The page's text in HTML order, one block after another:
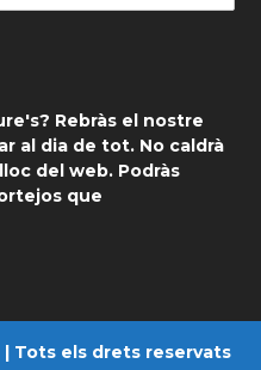
Rebràs el nostre
al dia de tot. No caldrà
del web. Podràs
que
| Tots els drets reservats